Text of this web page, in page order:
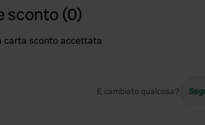
sconto (0)
carta sconto accettata
È cambiato qualcosa?